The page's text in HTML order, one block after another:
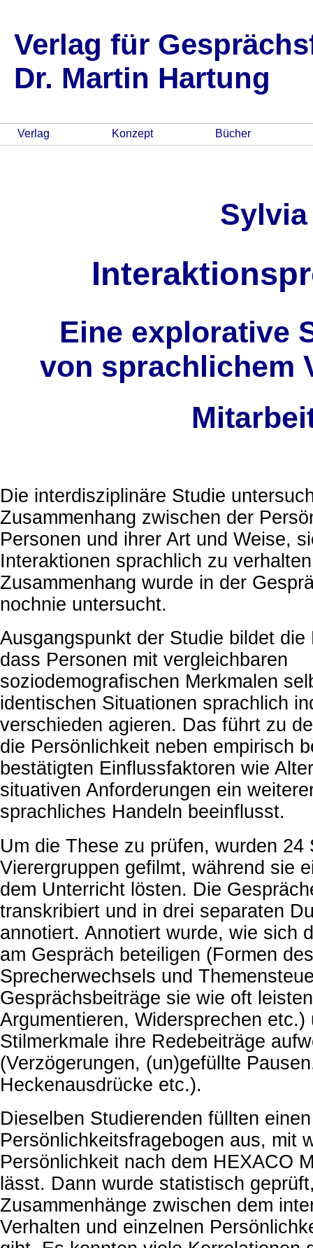
Verlag für
Dr. Martin Hartung
Verlag Konzept Bücher
Eine explorative
von sprachlichem
Die interdisziplinäre Studie
Zusammenhang zwischen der
Personen und ihrer Art und Weise,
Interaktionen sprachlich zu
Zusammenhang wurde in der
nochnie untersucht.
Ausgangspunkt der Studie bildet die
dass Personen mit vergleichbaren
soziodemografischen Merkmalen
identischen Situationen sprachlich
verschieden agieren. Das führt zu
die Persönlichkeit neben empirisch
bestätigten Einflussfaktoren wie
situativen Anforderungen ein
sprachliches Handeln beeinflusst.
Um die These zu prüfen, wurden 24
Vierergruppen gefilmt, während sie
dem Unterricht lösten. Die
transkribiert und in drei separaten
annotiert. Annotiert wurde, wie sich
am Gespräch beteiligen (Formen des
Sprecherwechsels und
Gesprächsbeiträge sie wie oft
Argumentieren, Widersprechen etc.)
Stilmerkmale ihre Redebeiträge
(Verzögerungen, (un)gefüllte
Heckenausdrücke etc.).
Dieselben Studierenden füllten einen
Persönlichkeitsfragebogen aus, mit
Persönlichkeit nach dem HEXACO
lässt. Dann wurde statistisch
Zusammenhänge zwischen dem
Verhalten und einzelnen